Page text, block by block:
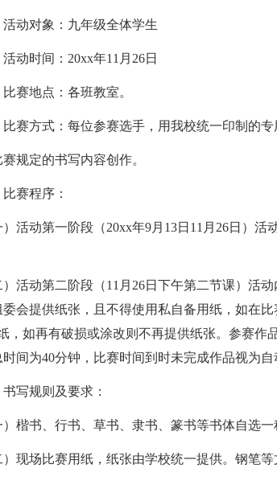
活动对象：九年级全体学生
活动时间：20xx年11月26日
比赛地点：各班教室。
比赛方式：每位参赛选手，用我校统一印制的专
规定的书写内容创作。
赛程序：
）活动第一阶段（20xx年9月13日11月26日）
）活动第二阶段（11月26日下午第二节课）活
委会提供纸张，且不得使用私自备用纸，如在
，如再有破损或涂改则不再提供纸张。参赛作
间为40分钟，比赛时间到时未完成作品视为自
写规则及要求：
）楷书、行书、草书、隶书、篆书等书体自选一
）现场比赛用纸，纸张由学校统一提供。钢笔等